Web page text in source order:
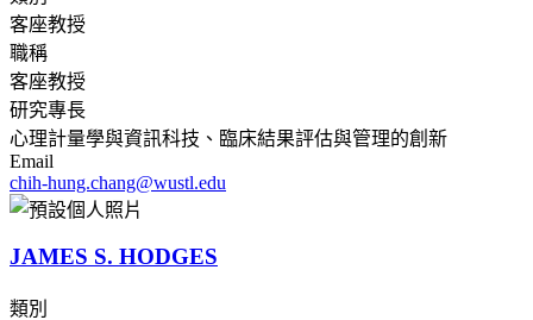
客座教授
職稱
客座教授
研究專長
心理計量學與資訊科技、臨床結果評估與管理的創新
Email
chih-hung.chang@wustl.edu
JAMES S. HODGES
類別